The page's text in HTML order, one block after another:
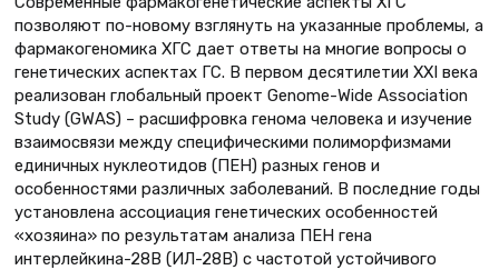
позволяют по-новому взглянуть на указанные проблемы, а
фармакогеномика ХГС дает ответы на многие вопросы о
генетических аспектах ГС. В первом десятилетии XXI века
реализован глобальный проект Genome-Wide Association
Study (GWAS) – расшифровка генома человека и изучение
взаимосвязи между специфическими полиморфизмами
единичных нуклеотидов (ПЕН) разных генов и
особенностями различных заболеваний. В последние годы
установлена ассоциация генетических особенностей
«хозяина» по результатам анализа ПЕН гена
интерлейкина-28В (ИЛ-28B) с частотой устойчивого